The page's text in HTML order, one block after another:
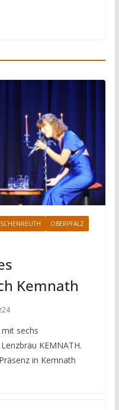
OBERPFALZ
Kemnath
mit sechs
KEMNATH.
in Kemnath